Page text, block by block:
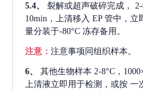
5.4、 裂解或超声破碎完成，
10min，上清移入 EP 管中，
量分装于-80°C 冻存备用。
注意： 注意事项同组织样本。
6、 其他生物样本 2-8°C，
上清液立即用于检测，或按 一